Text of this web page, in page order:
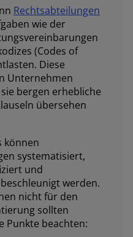
Rechtsabteilungen
wie der
(Codes of
Diese
Unternehmen
bergen erhebliche
übersehen
können
systematisiert,
und
werden.
nicht für den
sollten
Punkte beachten: